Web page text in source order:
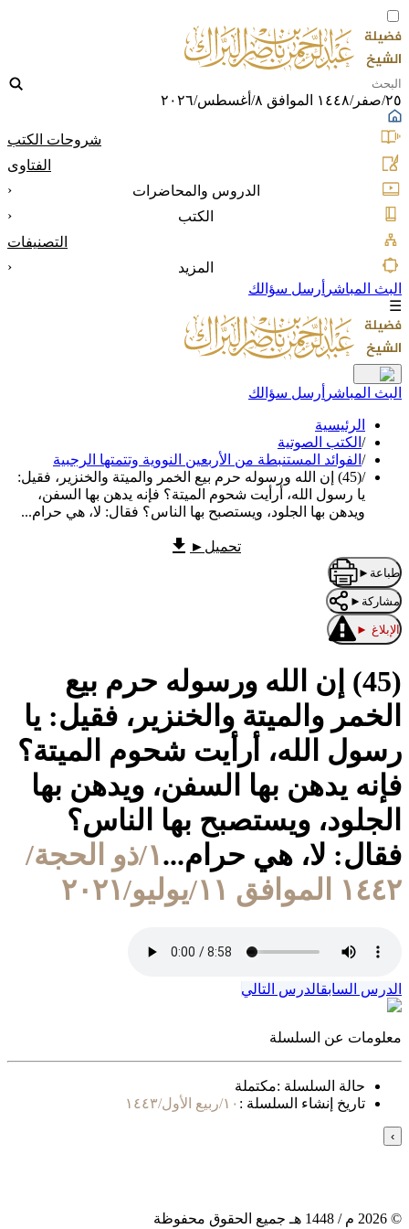
٢٥/صفر/١٤٤٨ الموافق ٨/أغسطس/٢٠٢٦
شروحات الكتب
الفتاوى
الدروس والمحاضرات
‹
الكتب
‹
التصنيفات
المزيد
‹
البث المباشر أرسل سؤالك
☰
البث المباشر أرسل سؤالك
الرئيسية
/ الكتب الصوتية
/ الفوائد المستنبطة من الأربعين النووية وتتمتها الرجبية
/
(45) إن الله ورسوله حرم بيع الخمر والميتة والخنزير، فقيل:
يا رسول الله، أرأيت شحوم الميتة؟ فإنه يدهن بها السفن،
ويدهن بها الجلود، ويستصبح بها الناس؟ فقال: لا، هي حرام...
تحميل ►
طباعة ►
مشاركة ►
الإبلاغ ►
(45) إن الله ورسوله حرم بيع
الخمر والميتة والخنزير، فقيل: يا
رسول الله، أرأيت شحوم الميتة؟
فإنه يدهن بها السفن، ويدهن بها
الجلود، ويستصبح بها الناس؟
فقال: لا، هي حرام... ١/ذو الحجة/
١٤٤٢ الموافق ١١/يوليو/٢٠٢١
الدرس السابقالدرس التالي
معلومات عن السلسلة
حالة السلسلة :مكتملة
تاريخ إنشاء السلسلة : ١٠/ربيع الأول/١٤٤٣
›
©
2026 م / 1448 هـ جميع الحقوق محفوظة